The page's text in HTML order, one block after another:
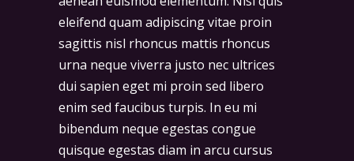
eleifend quam adipiscing vitae proin
sagittis nisl rhoncus mattis rhoncus
urna neque viverra justo nec ultrices
dui sapien eget mi proin sed libero
enim sed faucibus turpis. In eu mi
bibendum neque egestas congue
quisque egestas diam in arcu cursus